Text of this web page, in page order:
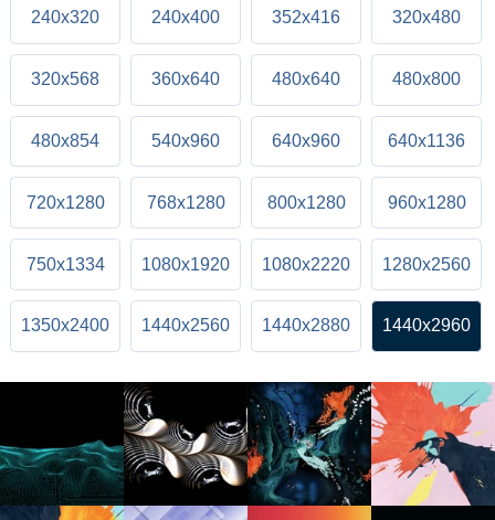
240x320 240x400 352x416 320x480
320x568 360x640 480x640 480x800
480x854 540x960 640x960 640x1136
720x1280 768x1280 800x1280 960x1280
750x1334 1080x1920 1080x2220 1280x2560
1350x2400 1440x2560 1440x2880 1440x2960